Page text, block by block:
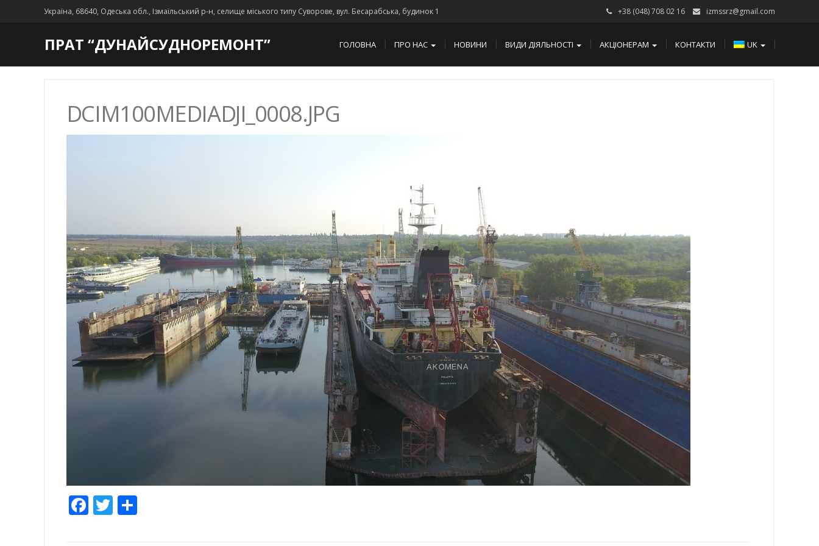
Україна, 68640, Одеська обл., Ізмаїльський р-н, селище міського типу Суворове, вул. Бесарабська, будинок 1 +38 (048) 708 02 16 izmssrz@gmail.com
ПРАТ “ДУНАЙСУДНОРЕМОНТ” ГОЛОВНА ПРО НАС НОВИНИ ВИДИ ДІЯЛЬНОСТІ АКЦІОНЕРАМ КОНТАКТИ UK
DCIM100MEDIADJI_0008.JPG
Facebook
Twitter
Share